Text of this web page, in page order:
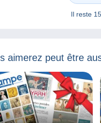
Il reste
aimerez peut être